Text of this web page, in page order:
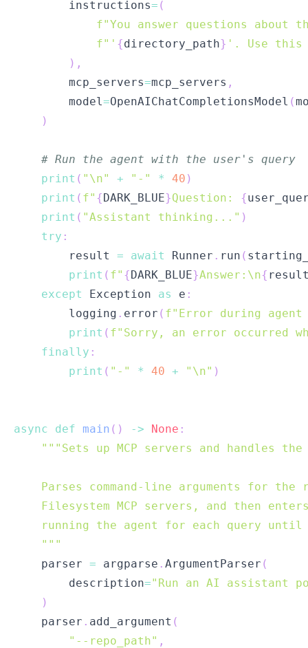
        instructions
= (
f"You answer questions
f"' {directory_path} '. Use this
) ,
        mcp_servers
=mcp_servers ,
        model
=OpenAIChatCompletionsModel (
)
# Run the agent with the user's query
print ( "\n" + "-" * 40 )
print ( f" {DARK_BLUE}Question: {
print ( "Assistant thinking..." )
try :
        result
= await Runner . run (
print ( f" {DARK_BLUE}Answer:\n{
except
Exception as e :
        logging
. error ( f"Error during
print ( f"Sorry, an error occurred
finally :
print ( "-" * 40 + "\n" )
async def main ( ) -> None :
    """
    parser
= argparse . ArgumentParser (
        description
="Run an AI assistant
)
    parser
. add_argument (
"--repo_path" ,